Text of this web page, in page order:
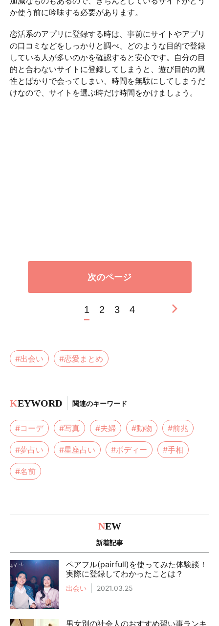
か使う前に吟味する必要があります。
恋活系のアプリに登録する時は、事前にサイトやアプリ
の口コミなどをしっかりと調べ、どのような目的で登録
している人が多いのかを確認すると安心です。自分の目
的と合わないサイトに登録してしまうと、遊び目的の異
性とばかりで会ってしまい、時間を無駄にしてしまうだ
けなので、サイトを選ぶ時だけ時間をかけましょう。
次のページ
1 2 3 4
#出会い #恋愛まとめ
KEYWORD 関連のキーワード
#コーデ #写真 #夫婦 #動物 #前兆
#夢占い #星座占い #ボディー #手相
#名前
NEW
新着記事
ペアフル(pairfull)を使ってみた体験談！
実際に登録してわかったことは？
出会い 2021.03.25
男女別の社会人のおすすめ習い事ランキ